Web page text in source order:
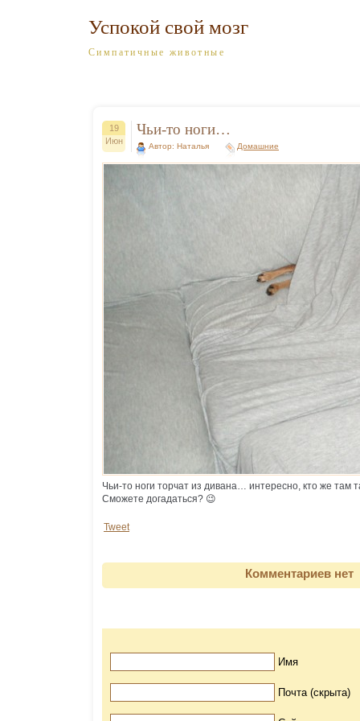
Успокой свой мозг
Симпатичные животные
19
Июн
Чьи-то ноги…
Автор: Наталья Домашние
Чьи-то ноги торчат из дивана… интересно, кто же там
Сможете догадаться? 😉
Tweet
Комментариев нет
Имя
Почта (скрыта)